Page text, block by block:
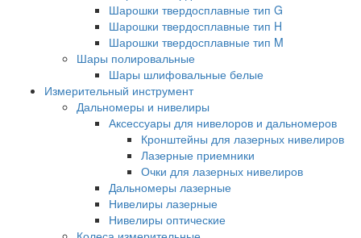
Шарошки твердосплавные тип G
Шарошки твердосплавные тип H
Шарошки твердосплавные тип M
Шары полировальные
Шары шлифовальные белые
Измерительный инструмент
Дальномеры и нивелиры
Аксессуары для нивелоров и дальномеров
Кронштейны для лазерных нивелиров
Лазерные приемники
Очки для лазерных нивелиров
Дальномеры лазерные
Нивелиры лазерные
Нивелиры оптические